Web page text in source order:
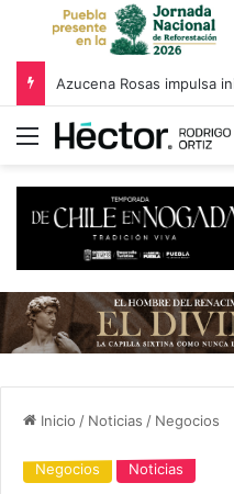
Menú
Inicio / Noticias / Negocios
Negocios Noticias